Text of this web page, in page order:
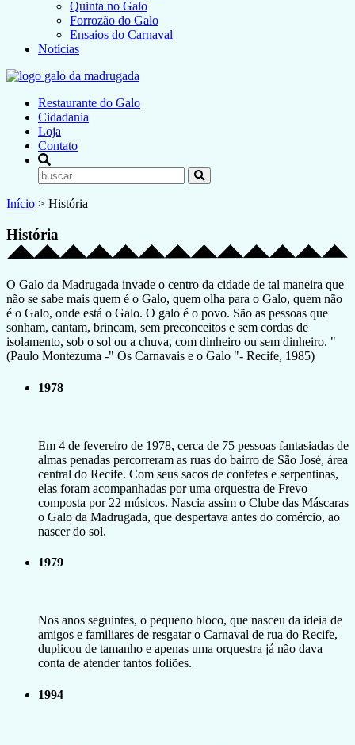
Quinta no Galo
Forrozão do Galo
Ensaios do Carnaval
Notícias
Restaurante do Galo
Cidadania
Loja
Contato
Início > História
História
O Galo da Madrugada invade o centro da cidade de tal maneira que
não se sabe mais quem é o Galo, quem olha para o Galo, quem não
é o Galo, onde está o Galo. O galo é o povo. São as pessoas que
sonham, cantam, brincam, sem preconceitos e sem cordas de
isolamento, sob o sol ou a chuva, com dinheiro ou sem dinheiro. "
(Paulo Montezuma -" Os Carnavais e o Galo "- Recife, 1985)
1978
Em 4 de fevereiro de 1978, cerca de 75 pessoas fantasiadas de
almas penadas percorreram as ruas do bairro de São José, área
central do Recife. Com seus sacos de confetes e serpentinas,
elas foram acompanhadas por uma orquestra de Frevo
composta por 22 músicos. Nascia assim o Clube das Máscaras
o Galo da Madrugada, que despertava antes do comércio, ao
nascer do sol.
1979
Nos anos seguintes, o pequeno bloco, que nasceu da ideia de
amigos e familiares de resgatar o Carnaval de rua do Recife,
duplicou de tamanho e apenas uma orquestra já não dava
conta de atender tantos foliões.
1994